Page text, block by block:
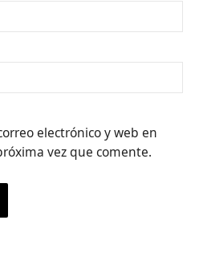
electrónico y web en
vez que comente.